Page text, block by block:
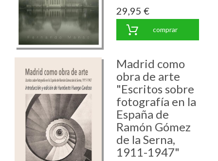
29,95 €
comprar
Madrid como
obra de arte
"Escritos sobre
fotografía en la
España de
Ramón Gómez
de la Serna,
1911-1947"